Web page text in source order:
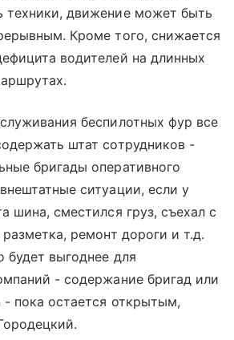
техники, движение может быть
Кроме того, снижается
водителей на длинных
беспилотных фур все
штат сотрудников -
бригады оперативного
ситуации, если у
шина, сместился груз, съехал с
ремонт дороги и т.д.
будет выгоднее для
- содержание бригад или
- пока остается открытым,